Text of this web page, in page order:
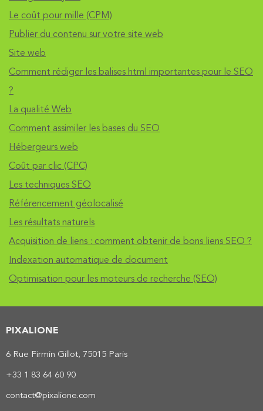
Le coût pour mille (CPM)
Publier du contenu sur votre site web
Site web
Comment rédiger les balises html importantes pour le SEO
?
La qualité Web
Comment assimiler les bases du SEO
Hébergeurs web
Coût par clic (CPC)
Les techniques SEO
Référencement géolocalisé
Les résultats naturels
Acquisition de liens : comment obtenir de bons liens SEO ?
Indexation automatique de document
Optimisation pour les moteurs de recherche (SEO)
PIXALIONE
6 Rue Firmin Gillot, 75015 Paris
+33 1 83 64 60 90
contact@pixalione.com